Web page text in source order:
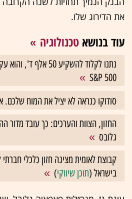
את הדירוג שלו.
עוד בנושא טכנולוגיה
נתנו לקלוד להשקיע 50
S&P 500
סודוקו כנראה לא יציל את המוח שלכם.
החזון, הצוות והערכים: כך עובד
גלובס
קבוצת לאומית מציגה חזון כלכלי חברתי
בישראל (תוכן שיווקי)